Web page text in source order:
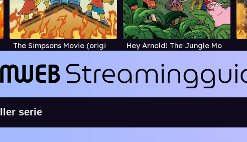
The Simpsons Movie (original tale) Hey Arnold! The Jungle Movie